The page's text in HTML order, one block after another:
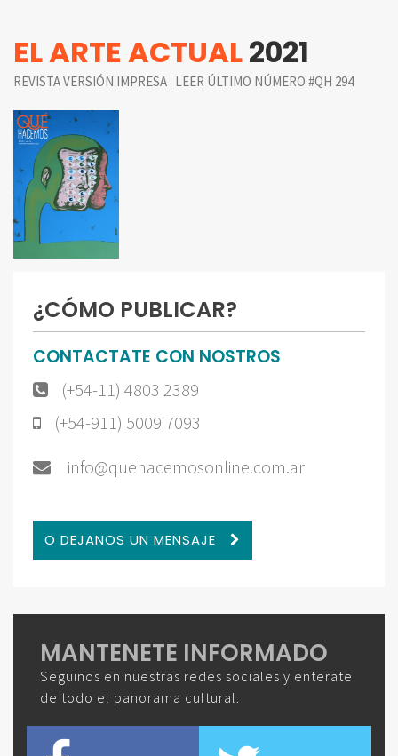
EL ARTE ACTUAL2021
REVISTA VERSIÓN IMPRESA | LEER ÚLTIMO NÚMERO #QH 294
¿CÓMO PUBLICAR?
CONTACTATE CON NOSTROS
(+54-11) 4803 2389
(+54-911) 5009 7093
info@quehacemosonline.com.ar
O DEJANOS UN MENSAJE
MANTENETE INFORMADO
Seguinos en nuestras redes sociales y enterate
de todo el panorama cultural.